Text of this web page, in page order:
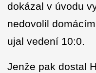
dokázal v úvodu
nedovolil
ujal vedení 10:0.
Jenže pak dostal